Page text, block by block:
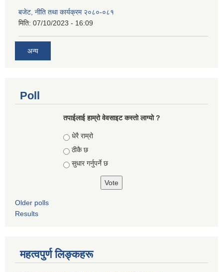
बजेट, नीति तथा कार्यक्रम २०८०-०८१
मिति: 07/10/2023 - 16:09
अन्य
Poll
तपाईलाई हाम्रो वेवसाइट कस्ताे लाग्याे ?
Choices
धेरै राम्रो
ठीकै छ
सुधार गर्नुपर्ने छ
Older polls
Results
महत्वपुर्ण लिङ्कहरू